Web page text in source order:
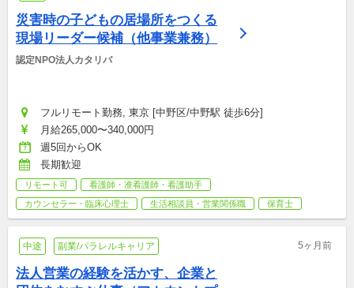
災害時の子どもの居場所をつくる
現場リーダー候補（他事業兼務）
認定NPO法人カタリバ
フルリモート勤務, 東京 [中野区/中野駅 徒歩6分]
月給265,000〜340,000円
週5回からOK
長期歓迎
リモート可
看護師・准看護師・看護助手
カウンセラー・臨床心理士
生活相談員・営業関係職 保育士
中途 副業/パラレルキャリア 5ヶ月前
法人営業の経験を活かす、企業と